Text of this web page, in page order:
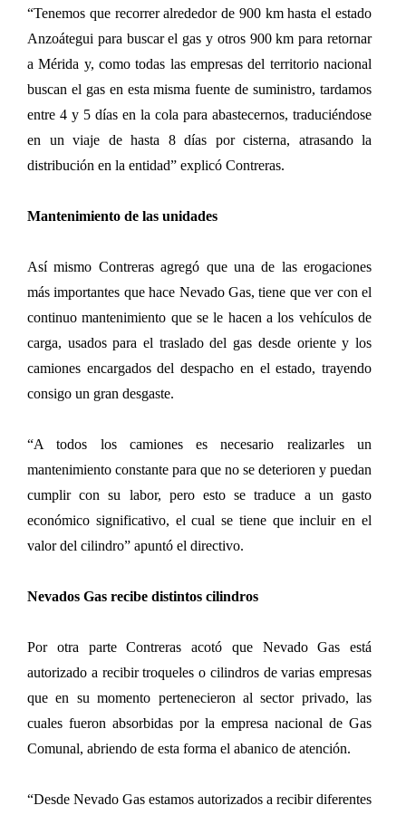
“Tenemos que recorrer alrededor de 900 km hasta el estado
Anzoátegui para buscar el gas y otros 900 km para retornar
a Mérida y, como todas las empresas del territorio nacional
buscan el gas en esta misma fuente de suministro, tardamos
entre 4 y 5 días en la cola para abastecernos, traduciéndose
en un viaje de hasta 8 días por cisterna, atrasando la
distribución en la entidad” explicó Contreras.
Mantenimiento de las unidades
Así mismo Contreras agregó que una de las erogaciones
más importantes que hace Nevado Gas, tiene que ver con el
continuo mantenimiento que se le hacen a los vehículos de
carga, usados para el traslado del gas desde oriente y los
camiones encargados del despacho en el estado, trayendo
consigo un gran desgaste.
“A todos los camiones es necesario realizarles un
mantenimiento constante para que no se deterioren y puedan
cumplir con su labor, pero esto se traduce a un gasto
económico significativo, el cual se tiene que incluir en el
valor del cilindro” apuntó el directivo.
Nevados Gas recibe distintos cilindros
Por otra parte Contreras acotó que Nevado Gas está
autorizado a recibir troqueles o cilindros de varias empresas
que en su momento pertenecieron al sector privado, las
cuales fueron absorbidas por la empresa nacional de Gas
Comunal, abriendo de esta forma el abanico de atención.
“Desde Nevado Gas estamos autorizados a recibir diferentes